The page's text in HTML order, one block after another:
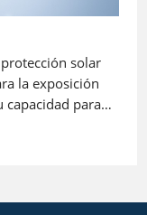
solar
la exposición
capacidad para…